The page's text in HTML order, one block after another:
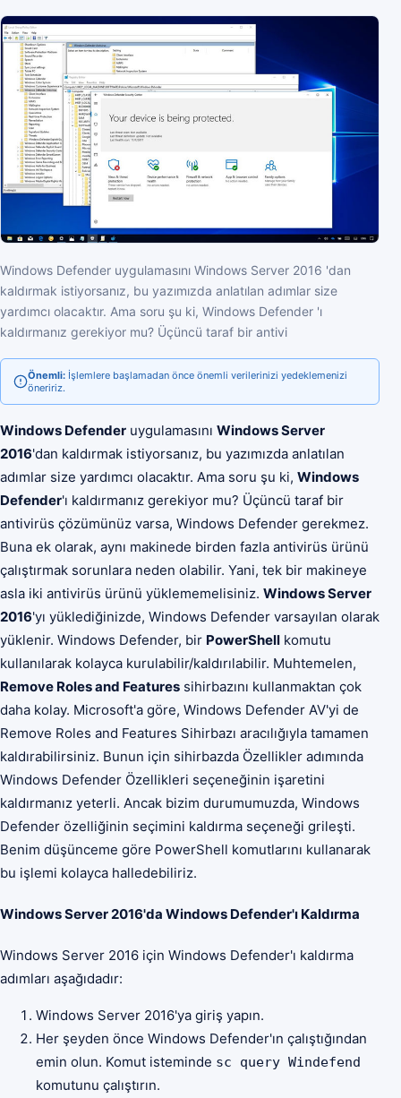
Windows Defender uygulamasını Windows Server 2016 'dan
kaldırmak istiyorsanız, bu yazımızda anlatılan adımlar size
yardımcı olacaktır. Ama soru şu ki, Windows Defender 'ı
kaldırmanız gerekiyor mu? Üçüncü taraf bir antivi
Önemli: İşlemlere başlamadan önce önemli verilerinizi yedeklemenizi
öneririz.
Windows Defender uygulamasını Windows Server
2016'dan kaldırmak istiyorsanız, bu yazımızda anlatılan
adımlar size yardımcı olacaktır. Ama soru şu ki, Windows
Defender'ı kaldırmanız gerekiyor mu? Üçüncü taraf bir
antivirüs çözümünüz varsa, Windows Defender gerekmez.
Buna ek olarak, aynı makinede birden fazla antivirüs ürünü
çalıştırmak sorunlara neden olabilir. Yani, tek bir makineye
asla iki antivirüs ürünü yüklememelisiniz. Windows Server
2016'yı yüklediğinizde, Windows Defender varsayılan olarak
yüklenir. Windows Defender, bir PowerShell komutu
kullanılarak kolayca kurulabilir/kaldırılabilir. Muhtemelen,
Remove Roles and Features sihirbazını kullanmaktan çok
daha kolay. Microsoft'a göre, Windows Defender AV'yi de
Remove Roles and Features Sihirbazı aracılığıyla tamamen
kaldırabilirsiniz. Bunun için sihirbazda Özellikler adımında
Windows Defender Özellikleri seçeneğinin işaretini
kaldırmanız yeterli. Ancak bizim durumumuzda, Windows
Defender özelliğinin seçimini kaldırma seçeneği grileşti.
Benim düşünceme göre PowerShell komutlarını kullanarak
bu işlemi kolayca halledebiliriz.
Windows Server 2016'da Windows Defender'ı Kaldırma
Windows Server 2016 için Windows Defender'ı kaldırma
adımları aşağıdadır:
Windows Server 2016'ya giriş yapın.
Her şeyden önce Windows Defender'ın çalıştığından
emin olun. Komut isteminde sc query Windefend
komutunu çalıştırın.